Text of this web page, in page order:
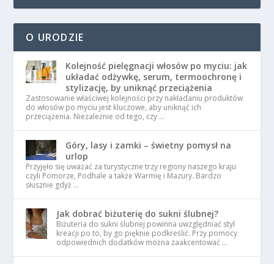
O URODZIE
Kolejność pielęgnacji włosów po myciu: jak
układać odżywkę, serum, termoochronę i
stylizację, by uniknąć przeciążenia
Zastosowanie właściwej kolejności przy nakładaniu produktów
do włosów po myciu jest kluczowe, aby uniknąć ich
przeciążenia. Niezależnie od tego, czy …
Góry, lasy i zamki – świetny pomysł na
urlop
Przyjęło się uważać za turystyczne trzy regiony naszego kraju
czyli Pomorze, Podhale a także Warmię i Mazury. Bardzo
słusznie gdyż …
Jak dobrać biżuterię do sukni ślubnej?
Biżuteria do sukni ślubnej powinna uwzględniać styl
kreacji po to, by go pięknie podkreślić. Przy pomocy
odpowiednich dodatków można zaakcentować …